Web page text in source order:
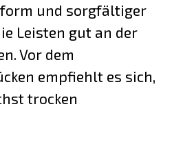
und sorgfältiger
Leisten gut an der
Vor dem
empfiehlt es sich,
trocken